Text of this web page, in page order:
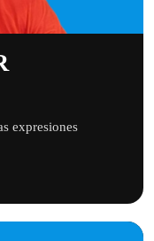
expresiones